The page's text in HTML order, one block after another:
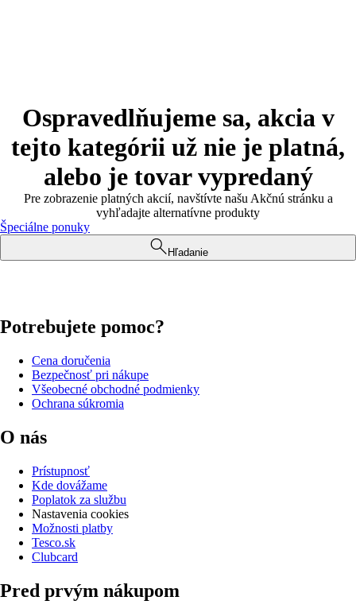
Ospravedlňujeme sa, akcia v
tejto kategórii už nie je platná,
alebo je tovar vypredaný
Pre zobrazenie platných akcií, navštívte našu Akčnú stránku a
vyhľadajte alternatívne produkty
Špeciálne ponuky
Hľadanie
Potrebujete pomoc?
Cena doručenia
Bezpečnosť pri nákupe
Všeobecné obchodné podmienky
Ochrana súkromia
O nás
Prístupnosť
Kde dovážame
Poplatok za službu
Nastavenia cookies
Možnosti platby
Tesco.sk
Clubcard
Pred prvým nákupom